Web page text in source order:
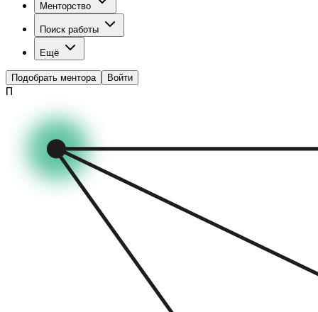
Менторство
Поиск работы
Ещё
Подобрать ментора Войти
П